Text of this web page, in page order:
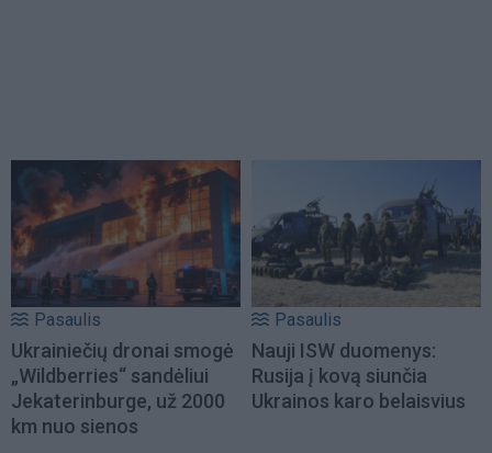
Pasaulis
Ukrainiečių dronai smogė
„Wildberries“ sandėliui
Jekaterinburge, už 2000
km nuo sienos
Pasaulis
Nauji ISW duomenys:
Rusija į kovą siunčia
Ukrainos karo belaisvius